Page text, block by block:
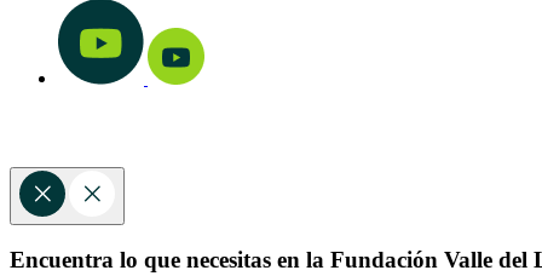
Encuentra lo que necesitas en la Fundación Valle del